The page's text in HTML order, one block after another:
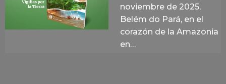
noviembre de 2025,
Belém do Pará, en el
corazón de la Amazonia
en…